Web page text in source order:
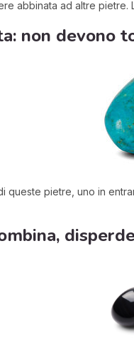
abbinata ad altre pietre.
non devono
queste pietre, uno in